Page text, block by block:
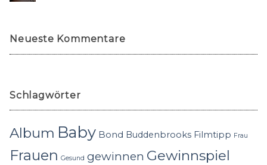
Neueste Kommentare
Schlagwörter
Album Baby Bond Buddenbrooks Filmtipp Frau
Frauen Gesund gewinnen Gewinnspiel